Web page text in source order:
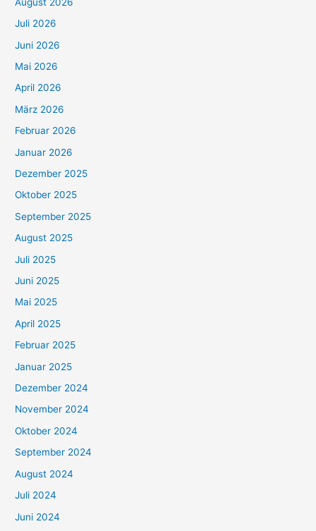
Juli 2026
Juni 2026
Mai 2026
April 2026
März 2026
Februar 2026
Januar 2026
Dezember 2025
Oktober 2025
September 2025
August 2025
Juli 2025
Juni 2025
Mai 2025
April 2025
Februar 2025
Januar 2025
Dezember 2024
November 2024
Oktober 2024
September 2024
August 2024
Juli 2024
Juni 2024